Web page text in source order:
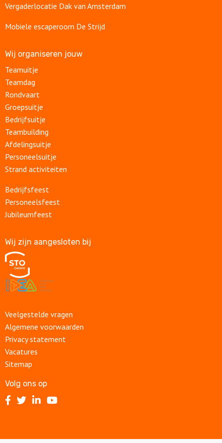
Vergaderlocatie Dak van Amsterdam
Mobiele escaperoom De Strijd
Wij organiseren jouw
Teamuitje
Teamdag
Rondvaart
Groepsuitje
Bedrijfsuitje
Teambuilding
Afdelingsuitje
Personeelsuitje
Strand activiteiten
Bedrijfsfeest
Personeelsfeest
Jubileumfeest
Wij zijn aangesloten bij
Veelgestelde vragen
Algemene voorwaarden
Privacy statement
Vacatures
Sitemap
Volg ons op
VolgVolgVolgVolg